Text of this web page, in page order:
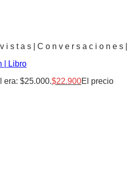
i s t a s | C o n v e r s a c i o n e s |
| Libro
era: $25.000.$22.900El precio